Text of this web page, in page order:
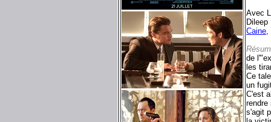
Avec
Caine,
de
les
Ce
un
C'est
rendre
s'agit